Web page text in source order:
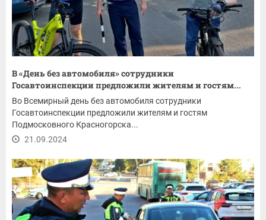
В «День без автомобиля» сотрудники
Госавтоинспекции предложили жителям и гостям...
Во Всемирный день без автомобиля сотрудники
Госавтоинспекции предложили жителям и гостям
Подмосковного Красногорска...
21.09.2024